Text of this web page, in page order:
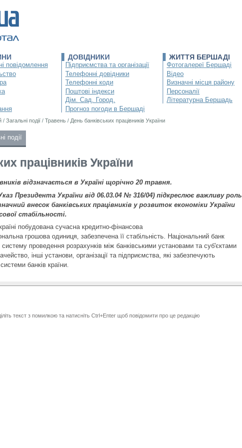
повідомлення
ДОВІДНИКИ
Підприємства та організації
Телефонні довідники
Телефонні коди
Поштові індекси
Дім. Сад. Город.
Прогноз погоди в Бершаді
ЖИТТЯ БЕРШАДІ
Фотогалереї Бершаді
Відео
Визначні місця району
Персоналії
Літературна Бершадь
/ Загальні події / Травень / День банківських працівників України
події
працівників України
відзначається в Україні щорічно 20 травня.
Президента України від 06.03.04 № 316/04) підкреслює важливу роль
внесок банківських працівників у розвиток економіки України
стабільності.
побудована сучасна кредитно-фінансова
грошова одиниця, забезпечена її стабільність. Національний банк
проведення розрахунків між банківськими установами та суб'єктами
інші установи, організації та підприємства, які забезпечують
банків країни.
текст з помилкою та натисніть Ctrl+Enter щоб повідомити про це редакцію